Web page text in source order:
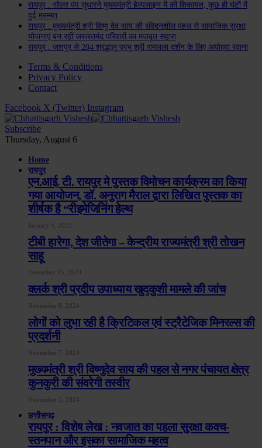
रायपुर : सोलर पंप सुधारने मुख्यमंत्री हेल्पलाइन में की शिकायत, कुछ ही घंटों में
हुई मरम्मत
रायपुर : मुख्यमंत्री श्री विष्णु देव साय की संवेदनशील पहल से सामाजिक सुरक्षा
योजनाएं बन रहीं जरूरतमंद परिवारों का मजबूत सहारा
रायपुर : जशपुर से 204 श्रद्धालु प्रभु श्री रामलला दर्शन के लिए अयोध्या रवाना
Terms & Conditions
Privacy Policy
Contact
Facebook X (Twitter) Instagram
Subscribe
Thursday, August 6
Home
रायपुर
एन.आई. टी. रायपुर मे पुस्तक विमोचन कार्यक्रम का किया
गया आयोजन, डॉ. अनुराग मैराल द्वारा लिखित पुस्तक का
शीर्षक है “रीइमेजिनिंग हेल्थ
January 4, 2025
टीबी हारेगा, देश जीतेगा – केन्द्रीय राज्यमंत्री श्री तोखन
साहू
December 15, 2024
क्लर्क श्री प्रदीप उपाध्याय खुदकुशी मामले की जांच
November 8, 2024
लोगों को लुभा रही है क्रिटिकल एवं स्ट्रैटेजिक मिनरल्स की
प्रदर्शनी
November 7, 2024
मुख्यमंत्री श्री विष्णुदेव साय की पहल से नगर पंचायत क्षेत्र
कुनकुरी की संवरेगी तस्वीर
November 5, 2024
छत्तीसगढ़
रायपुर : विशेष लेख : नवजात का पहला सुरक्षा कवच-
स्तनपान और इसका सामाजिक महत्व